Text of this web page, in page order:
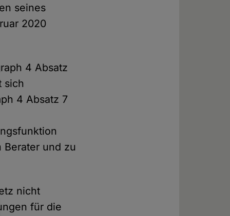
seines
2020
4 Absatz
sich
4 Absatz 7
und zu
nicht
für die